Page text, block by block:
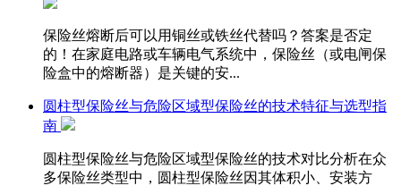
保险丝熔断后可以用铜丝或铁丝代替吗？答案是否定
的！在家庭电路或车辆电气系统中，保险丝（或电闸保
险盒中的熔断器）是关键的安...
圆柱型保险丝与危险区域型保险丝的技术特征与选型指
南
圆柱型保险丝与危险区域型保险丝的技术对比分析在众
多保险丝类型中，圆柱型保险丝因其体积小、安装方